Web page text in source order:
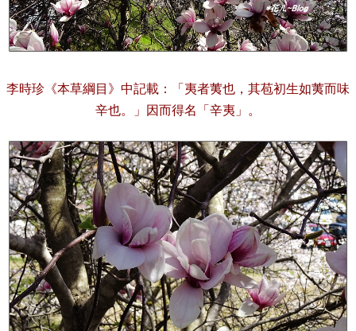
李時珍《本草綱目》中記載：「夷者荑也，其苞初生如荑而味
辛也。」因而得名「辛夷」。